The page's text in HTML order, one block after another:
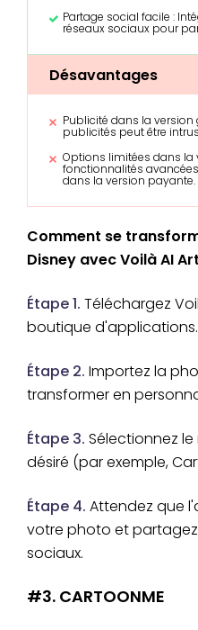
Partage social facile :
réseaux sociaux pour
Désavantages
Publicité dans la version
publicités peut être
Options limitées dans la
fonctionnalités
dans la version payante.
Comment se
Disney avec Voilà AI
Étape 1. Téléchargez
boutique d'applications.
Étape 2. Importez la
transformer en
Étape 3. Sélectionnez
désiré (par exemple,
Étape 4. Attendez que
votre photo et partagez
sociaux.
#3. CARTOONME